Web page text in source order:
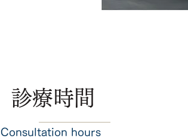
診療時間
Consultation hours